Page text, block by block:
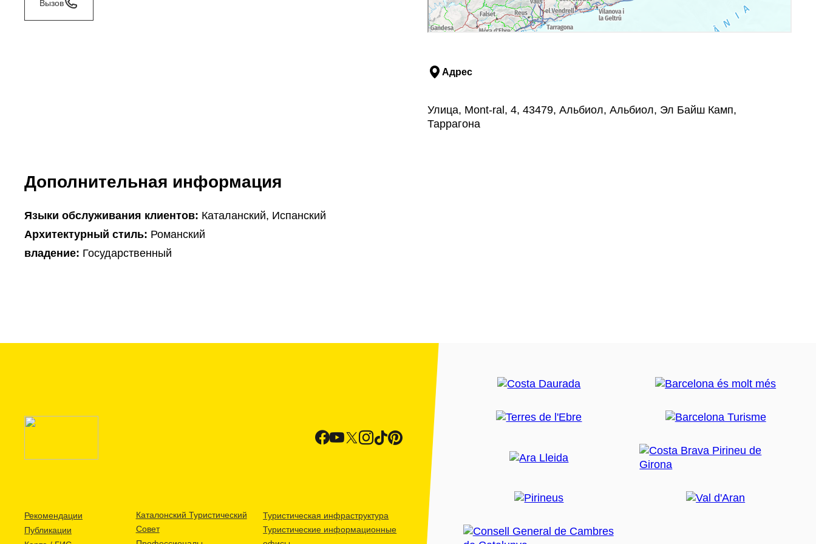
Вызов
Адрес
Улица, Mont-ral, 4, 43479, Альбиол, Альбиол, Эл Байш Камп,
Таррагона
Дополнительная информация
Языки обслуживания клиентов: Каталанский, Испанский
Архитектурный стиль: Романский
владение: Государственный
Рекомендации
Публикации
Каталонский Туристический
Совет
Туристическая инфраструктура
Туристические информационные